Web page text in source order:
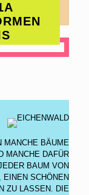
MANCHE BÄUME
MANCHE DAFÜR
BAUM VON
EINEN SCHÖNEN
ZU LASSEN. DIE